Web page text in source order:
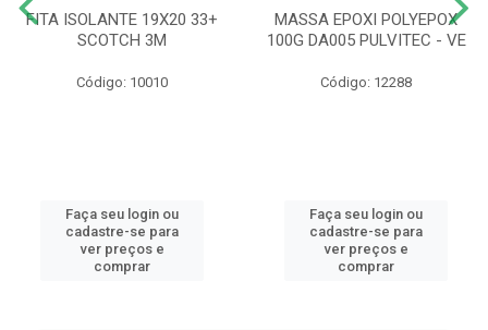
FITA ISOLANTE 19X20 33+
SCOTCH 3M
Código: 10010
Faça seu login ou
cadastre-se para
ver preços e
comprar
MASSA EPOXI POLYEPOX
100G DA005 PULVITEC - VE
Código: 12288
Faça seu login ou
cadastre-se para
ver preços e
comprar